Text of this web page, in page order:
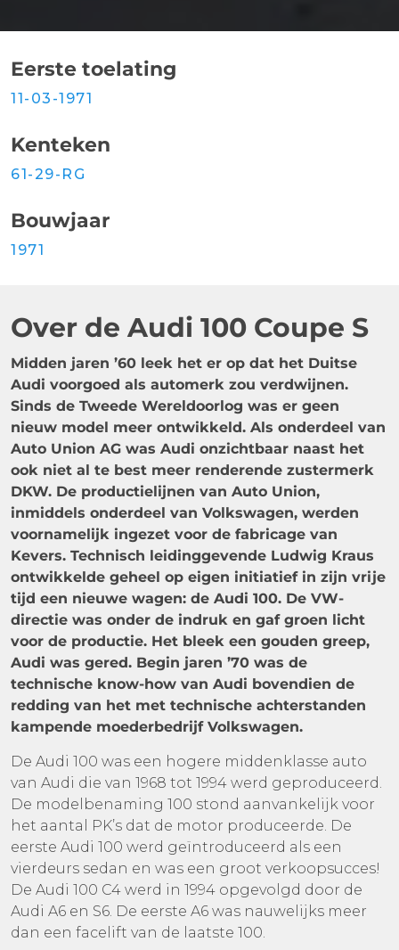
Eerste toelating
11-03-1971
Kenteken
61-29-RG
Bouwjaar
1971
Over de Audi 100 Coupe S
Midden jaren ’60 leek het er op dat het Duitse
Audi voorgoed als automerk zou verdwijnen.
Sinds de Tweede Wereldoorlog was er geen
nieuw model meer ontwikkeld. Als onderdeel van
Auto Union AG was Audi onzichtbaar naast het
ook niet al te best meer renderende zustermerk
DKW. De productielijnen van Auto Union,
inmiddels onderdeel van Volkswagen, werden
voornamelijk ingezet voor de fabricage van
Kevers. Technisch leidinggevende Ludwig Kraus
ontwikkelde geheel op eigen initiatief in zijn vrije
tijd een nieuwe wagen: de Audi 100. De VW-
directie was onder de indruk en gaf groen licht
voor de productie. Het bleek een gouden greep,
Audi was gered. Begin jaren ’70 was de
technische know-how van Audi bovendien de
redding van het met technische achterstanden
kampende moederbedrijf Volkswagen.
De Audi 100 was een hogere middenklasse auto
van Audi die van 1968 tot 1994 werd geproduceerd.
De modelbenaming 100 stond aanvankelijk voor
het aantal PK’s dat de motor produceerde. De
eerste Audi 100 werd geïntroduceerd als een
vierdeurs sedan en was een groot verkoopsucces!
De Audi 100 C4 werd in 1994 opgevolgd door de
Audi A6 en S6. De eerste A6 was nauwelijks meer
dan een facelift van de laatste 100.